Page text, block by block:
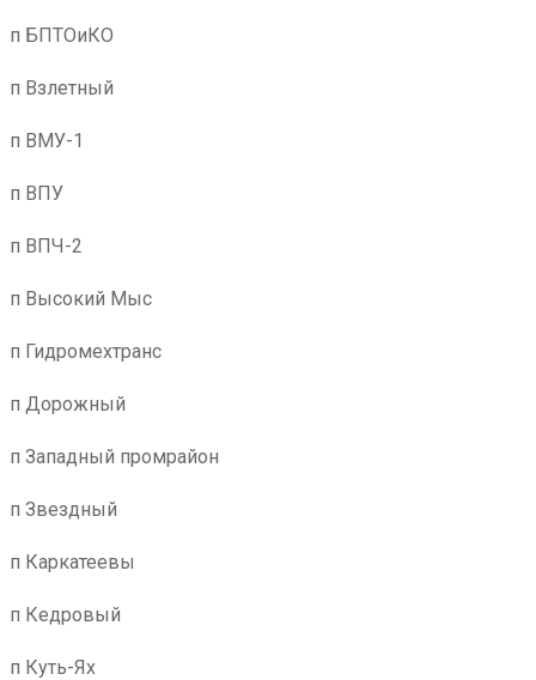
п БПТОиКО
п Взлетный
п ВМУ-1
п ВПУ
п ВПЧ-2
п Высокий Мыс
п Гидромехтранс
п Дорожный
п Западный промрайон
п Звездный
п Каркатеевы
п Кедровый
п Куть-Ях